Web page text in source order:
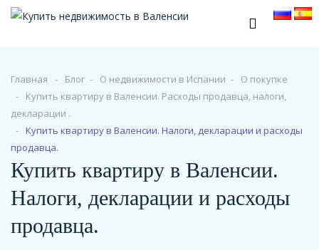
Главная Блог О недвижимости в Испании
O покупке
Купить квартиру в Валенсии. Расходы продавца, налоги,
декларации .
Купить квартиру в Валенсии. Налоги, декларации и расходы
продавца.
Купить квартиру в Валенсии.
Налоги, декларации и расходы
продавца.